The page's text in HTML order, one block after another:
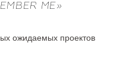
ME»
ожидаемых проектов